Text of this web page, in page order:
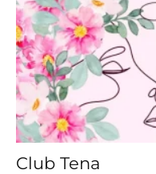
Club Tena